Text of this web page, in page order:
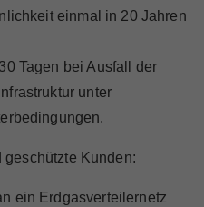
einmal in 20 Jahren
Tagen bei Ausfall der
unter
geschützte Kunden:
ein Erdgasverteilernetz